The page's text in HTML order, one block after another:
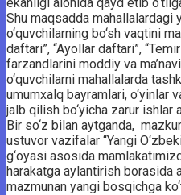
Shu maqsadda
o‘quvchilarning bo‘sh vaqtini
daftari”, “Ayollar daftari”,
farzandlarini moddiy va
o‘quvchilarni mahallalarda
umumxalq bayramlari, o‘yinlar
jalb qilish bo‘yicha zarur
Bir so‘z bilan aytganda,
ustuvor vazifalar “Yangi
g‘oyasi asosida
harakatga aylantirish borasida
mazmunan yangi bosqichga